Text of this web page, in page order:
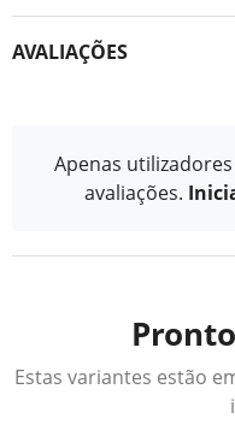
AVALIAÇÕES
Apenas
avaliações.
Estas variantes estão